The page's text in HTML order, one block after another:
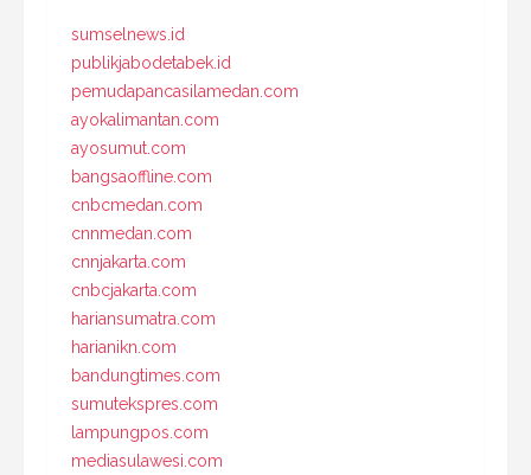
sumselnews.id
publikjabodetabek.id
pemudapancasilamedan.com
ayokalimantan.com
ayosumut.com
bangsaoffline.com
cnbcmedan.com
cnnmedan.com
cnnjakarta.com
cnbcjakarta.com
hariansumatra.com
harianikn.com
bandungtimes.com
sumutekspres.com
lampungpos.com
mediasulawesi.com